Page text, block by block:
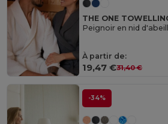
THE ONE
Peignoir en nid
À partir de:
19,47 €31,40 €
-34%